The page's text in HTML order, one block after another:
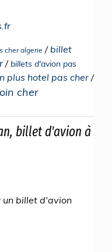
cher algerie / billet
/billets d'avion pas
plus hotel pas cher/
cher
billet d'avion à
un billet d'avion